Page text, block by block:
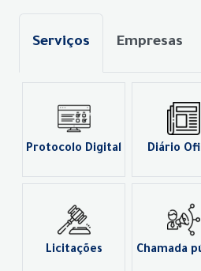
Serviços Empresas
Protocolo Digital Diário
Licitações Chamada